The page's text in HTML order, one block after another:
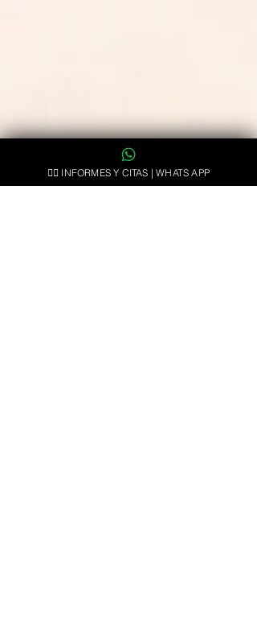
👉🏻 INFORMES Y CITAS | WHATS APP